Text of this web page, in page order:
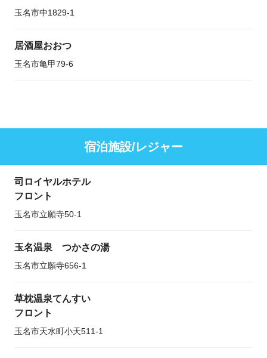
玉名市中1829-1
居酒屋おおつ
玉名市亀甲79-6
宿泊施設/レジャー
司ロイヤルホテル
フロント
玉名市立願寺50-1
玉名温泉 つかさの湯
玉名市立願寺656-1
草枕温泉てんすい
フロント
玉名市天水町小天511-1